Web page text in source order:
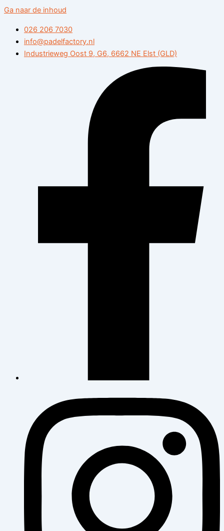
Ga naar de inhoud
026 206 7030
info@padelfactory.nl
Industrieweg Oost 9, G6, 6662 NE Elst (GLD)